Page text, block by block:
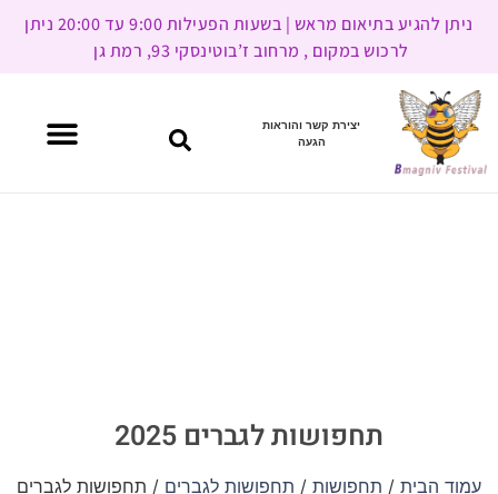
ניתן להגיע בתיאום מראש | בשעות הפעילות 9:00 עד 20:00 ניתן
לרכוש במקום , מרחוב ז’בוטינסקי 93, רמת גן
יצירת קשר והוראות
הגעה
תחפושות לגברים 2025
עמוד הבית / תחפושות / תחפושות לגברים / תחפושות לגברים